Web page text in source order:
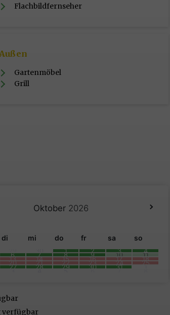
Flachbildfernseher
Außen
Gartenmöbel
Grill
Oktober 2026
di mi do fr sa so
1 2 3 4
6 7 8 9 10 11
13 14 15 16 17 18
20 21 22 23 24 25
27 28 29 30 31 1
3 4 5 6 7
verfügbar